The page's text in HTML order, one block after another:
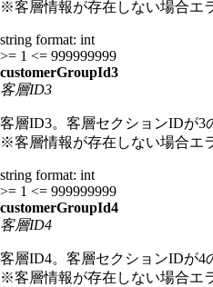
※客層情報が存在しない場合エ
string format: int
>= 1 <= 999999999
customerGroupId3
客層ID3
客層ID3。客層セクションIDが3
※客層情報が存在しない場合エ
string format: int
>= 1 <= 999999999
customerGroupId4
客層ID4
客層ID4。客層セクションIDが4
※客層情報が存在しない場合エ